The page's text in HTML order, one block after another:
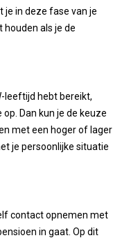
je in deze fase van je
houden als je de
leeftijd hebt bereikt,
Dan kun je de keuze
met een hoger of lager
je persoonlijke situatie
contact opnemen met
in gaat. Op dit